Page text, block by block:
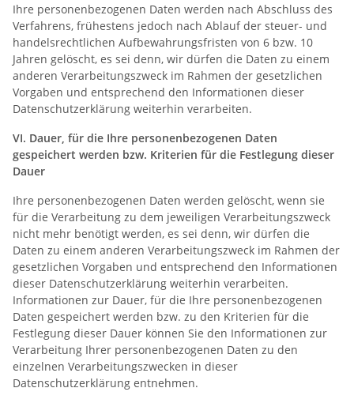
Ihre personenbezogenen Daten werden nach Abschluss des
Verfahrens, frühestens jedoch nach Ablauf der steuer- und
handelsrechtlichen Aufbewahrungsfristen von 6 bzw. 10
Jahren gelöscht, es sei denn, wir dürfen die Daten zu einem
anderen Verarbeitungszweck im Rahmen der gesetzlichen
Vorgaben und entsprechend den Informationen dieser
Datenschutzerklärung weiterhin verarbeiten.
VI. Dauer, für die Ihre personenbezogenen Daten
gespeichert werden bzw. Kriterien für die Festlegung dieser
Dauer
Ihre personenbezogenen Daten werden gelöscht, wenn sie
für die Verarbeitung zu dem jeweiligen Verarbeitungszweck
nicht mehr benötigt werden, es sei denn, wir dürfen die
Daten zu einem anderen Verarbeitungszweck im Rahmen der
gesetzlichen Vorgaben und entsprechend den Informationen
dieser Datenschutzerklärung weiterhin verarbeiten.
Informationen zur Dauer, für die Ihre personenbezogenen
Daten gespeichert werden bzw. zu den Kriterien für die
Festlegung dieser Dauer können Sie den Informationen zur
Verarbeitung Ihrer personenbezogenen Daten zu den
einzelnen Verarbeitungszwecken in dieser
Datenschutzerklärung entnehmen.